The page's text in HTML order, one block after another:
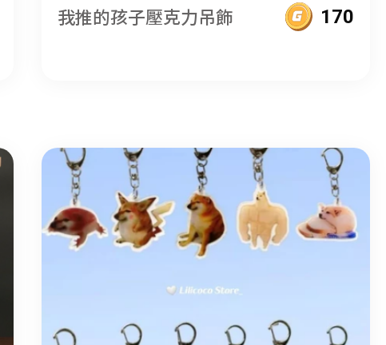
我推的孩子壓克力吊飾 170